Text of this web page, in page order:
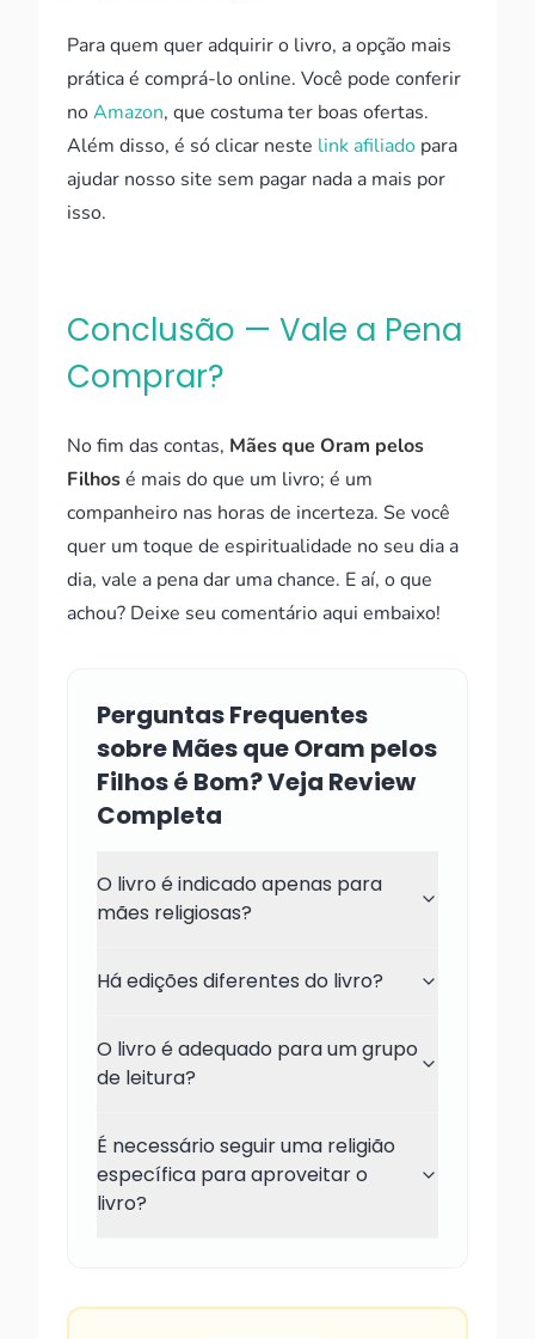
Para quem quer adquirir o livro, a opção mais
prática é comprá-lo online. Você pode conferir
noAmazon, que costuma ter boas ofertas.
Além disso, é só clicar neste link afiliado para
ajudar nosso site sem pagar nada a mais por
isso.
Conclusão — Vale a Pena
Comprar?
No fim das contas, Mães que Oram pelos
Filhosé mais do que um livro; é um
companheiro nas horas de incerteza. Se você
quer um toque de espiritualidade no seu dia a
dia, vale a pena dar uma chance. E aí, o que
achou? Deixe seu comentário aqui embaixo!
Perguntas Frequentes
sobre Mães que Oram pelos
Filhos é Bom? Veja Review
Completa
O livro é indicado apenas para
mães religiosas?
Há edições diferentes do livro?
O livro é adequado para um grupo
de leitura?
É necessário seguir uma religião
específica para aproveitar o
livro?